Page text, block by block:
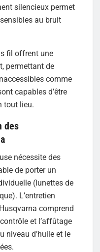
silencieux permet
au bruit
fil offrent une
permettant de
comme
capables d’être
tout lieu.
des
nécessite des
de porter un
(lunettes de
L’entretien
comprend
et l’affûtage
niveau d’huile et le